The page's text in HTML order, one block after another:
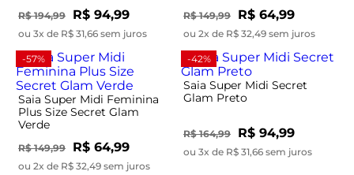
R$ 194,99 R$ 94,99
ou 3x de R$ 31,66 sem juros
R$ 149,99 R$ 64,99
ou 2x de R$ 32,49 sem juros
-57%
Saia Super Midi Feminina
Plus Size Secret Glam
Verde
R$ 149,99 R$ 64,99
ou 2x de R$ 32,49 sem juros
-42%
Saia Super Midi Secret
Glam Preto
R$ 164,99 R$ 94,99
ou 3x de R$ 31,66 sem juros